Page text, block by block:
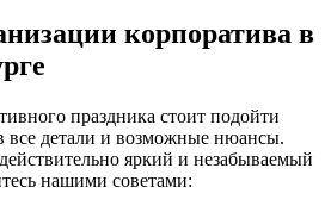
корпоратива в
праздника стоит подойти
все детали и возможные нюансы.
яркий и незабываемый
нашими советами: